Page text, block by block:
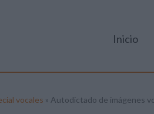
Inicio
vocales » Autodictado de imágenes